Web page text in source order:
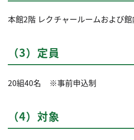
本館2階 レクチャールームおよび館
（3）定員
20組40名 ※事前申込制
（4）対象